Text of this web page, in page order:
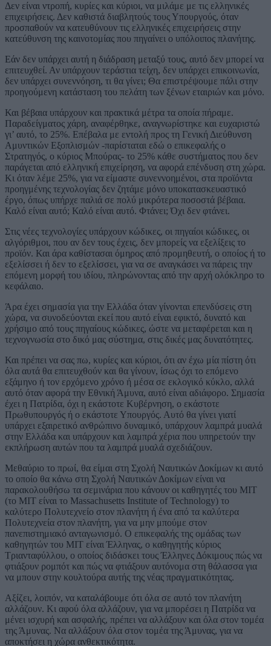
Δεν είναι ντροπή, κυρίες και κύριοι, να μιλάμε με τις ελληνικές
επιχειρήσεις. Δεν καθιστά διαβλητούς τους Υπουργούς, όταν
προσπαθούν να κατευθύνουν τις ελληνικές επιχειρήσεις στην
κατεύθυνση της καινοτομίας που πηγαίνει ο υπόλοιπος πλανήτης.
Εάν δεν υπάρχει αυτή η διάδραση μεταξύ τους, αυτό δεν μπορεί να
επιτευχθεί. Αν υπάρχουν τεράστια τείχη, δεν υπάρχει επικοινωνία,
δεν υπάρχει συνεννόηση, τι θα γίνει; Θα επιστρέψουμε πάλι στην
προηγούμενη κατάσταση του πελάτη των ξένων εταιριών και μόνο.
Και βέβαια υπάρχουν και πρακτικά μέτρα τα οποία πήραμε.
Παραδείγματος χάρη, αναφέρθηκε, αναγνωρίστηκε και ευχαριστώ
γι’ αυτό, το 25%. Επέβαλα με εντολή προς τη Γενική Διεύθυνση
Αμυντικών Εξοπλισμών -παρίσταται εδώ ο επικεφαλής ο
Στρατηγός, ο κύριος Μπούρας- το 25% κάθε συστήματος που δεν
παράγεται από ελληνική επιχείρηση, να αφορά επένδυση στη χώρα.
Κι όταν λέμε 25%, για να είμαστε συνεννοημένοι, στα προϊόντα
προηγμένης τεχνολογίας δεν ζητάμε μόνο υποκατασκευαστικό
έργο, όπως υπήρχε παλιά σε πολύ μικρότερα ποσοστά βέβαια.
Καλό είναι αυτό; Καλό είναι αυτό. Φτάνει; Όχι δεν φτάνει.
Στις νέες τεχνολογίες υπάρχουν κώδικες, οι πηγαίοι κώδικες, οι
αλγόριθμοι, που αν δεν τους έχεις, δεν μπορείς να εξελίξεις το
προϊόν. Και άρα καθίστασαι όμηρος από προμηθευτή, ο οποίος ή το
εξελίσσει ή δεν το εξελίσσει, για να σε αναγκάσει να πάρεις την
επόμενη μορφή του ιδίου, πληρώνοντας από την αρχή ολόκληρο το
κεφάλαιο.
Άρα έχει σημασία για την Ελλάδα όταν γίνονται επενδύσεις στη
χώρα, να συνοδεύονται εκεί που αυτό είναι εφικτό, δυνατό και
χρήσιμο από τους πηγαίους κώδικες, ώστε να μεταφέρεται και η
τεχνογνωσία στο δικό μας σύστημα, στις δικές μας δυνατότητες.
Και πρέπει να σας πω, κυρίες και κύριοι, ότι αν έχω μία πίστη ότι
όλα αυτά θα επιτευχθούν και θα γίνουν, ίσως όχι το επόμενο
εξάμηνο ή τον ερχόμενο χρόνο ή μέσα σε εκλογικό κύκλο, αλλά
αυτό όταν αφορά την Εθνική Άμυνα, αυτό είναι αδιάφορο. Σημασία
έχει η Πατρίδα, όχι η εκάστοτε Κυβέρνηση, ο εκάστοτε
Πρωθυπουργός ή ο εκάστοτε Υπουργός. Αυτό θα γίνει γιατί
υπάρχει εξαιρετικό ανθρώπινο δυναμικό, υπάρχουν λαμπρά μυαλά
στην Ελλάδα και υπάρχουν και λαμπρά χέρια που υπηρετούν την
εκπλήρωση αυτών που τα λαμπρά μυαλά σχεδιάζουν.
Μεθαύριο το πρωί, θα είμαι στη Σχολή Ναυτικών Δοκίμων κι αυτό
το οποίο θα κάνω στη Σχολή Ναυτικών Δοκίμων είναι να
παρακολουθήσω τα σεμινάρια που κάνουν οι καθηγητές του ΜΙΤ
(το ΜΙΤ είναι το Massachusetts Institute of Technology) το
καλύτερο Πολυτεχνείο στον πλανήτη ή ένα από τα καλύτερα
Πολυτεχνεία στον πλανήτη, για να μην μπούμε στον
πανεπιστημιακό ανταγωνισμό. Ο επικεφαλής της ομάδας των
καθηγητών του ΜΙΤ είναι Έλληνας, ο καθηγητής κύριος
Τριανταφύλλου, ο οποίος διδάσκει τους Έλληνες Δόκιμους πώς να
φτιάξουν ρομπότ και πώς να φτιάξουν αυτόνομα στη θάλασσα για
να μπουν στην κουλτούρα αυτής της νέας πραγματικότητας.
Αξίζει, λοιπόν, να καταλάβουμε ότι όλα σε αυτό τον πλανήτη
αλλάζουν. Κι αφού όλα αλλάζουν, για να μπορέσει η Πατρίδα να
μένει ισχυρή και ασφαλής, πρέπει να αλλάξουν και όλα στον τομέα
της Άμυνας. Nα αλλάξουν όλα στον τομέα της Άμυνας, για να
αποκτήσει η χώρα ανθεκτικότητα.